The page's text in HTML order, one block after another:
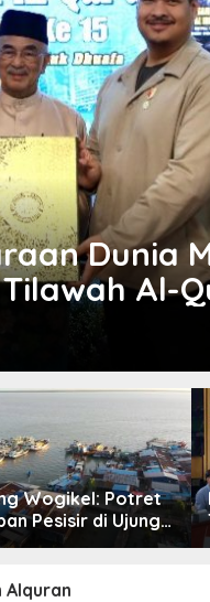
Dunia
Al-
Wogikel: Potret
Pesisir di Ujung
yang
Alquran